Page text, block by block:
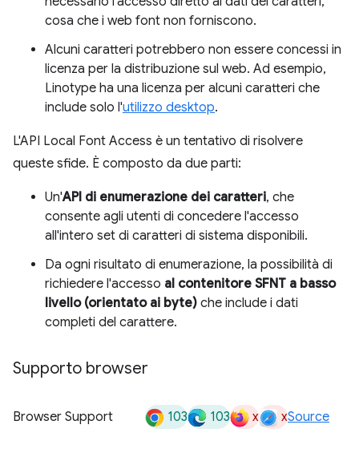
cosa che i web font non forniscono.
Alcuni caratteri potrebbero non essere concessi in
licenza per la distribuzione sul web. Ad esempio,
Linotype ha una licenza per alcuni caratteri che
include solo l'utilizzo desktop.
L'API Local Font Access è un tentativo di risolvere
queste sfide. È composto da due parti:
Un'API di enumerazione dei caratteri, che
consente agli utenti di concedere l'accesso
all'intero set di caratteri di sistema disponibili.
Da ogni risultato di enumerazione, la possibilità di
richiedere l'accesso al contenitore SFNT a basso
livello (orientato ai byte) che include i dati
completi del carattere.
Supporto browser
Browser Support 103 103 x xSource